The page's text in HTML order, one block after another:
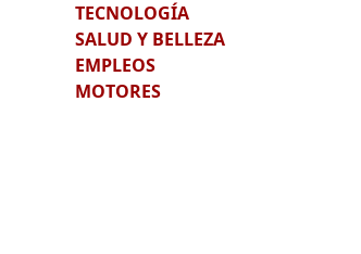
TECNOLOGÍA
SALUD Y BELLEZA
EMPLEOS
MOTORES